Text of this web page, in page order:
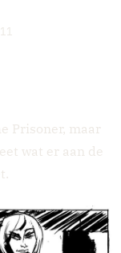
Prisoner, maar
wat er aan de